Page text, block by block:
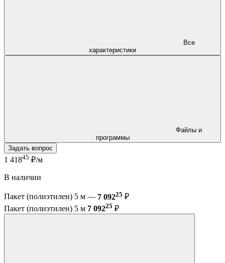
характеристики
программы
Задать вопрос
1 41845 ₽/м
В наличии
Пакет (полиэтилен) 5 м — 7 09225 ₽
Пакет (полиэтилен) 5 м 7 09225 ₽